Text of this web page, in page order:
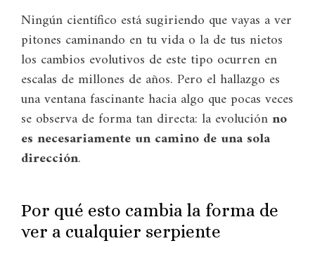
Ningún científico está sugiriendo que vayas a ver
pitones caminando en tu vida o la de tus nietos
los cambios evolutivos de este tipo ocurren en
escalas de millones de años. Pero el hallazgo es
una ventana fascinante hacia algo que pocas veces
se observa de forma tan directa: la evoluciónno
es necesariamente un camino de una sola
dirección.
Por qué esto cambia la forma de
ver a cualquier serpiente